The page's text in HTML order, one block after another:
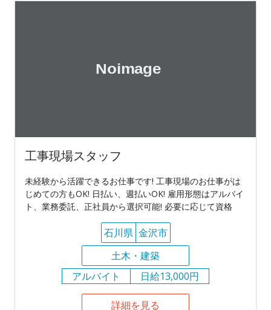
工事現場スタッフ
未経験から活躍できるお仕事です! 工事現場のお仕事がは
じめての方もOK! 日払い、週払いOK! 雇用形態はアルバイ
ト、業務委託、正社員から選択可能! 必要に応じて資格
石川県 金沢市
土木・建築
アルバイト
日給13,000円
詳細を見る